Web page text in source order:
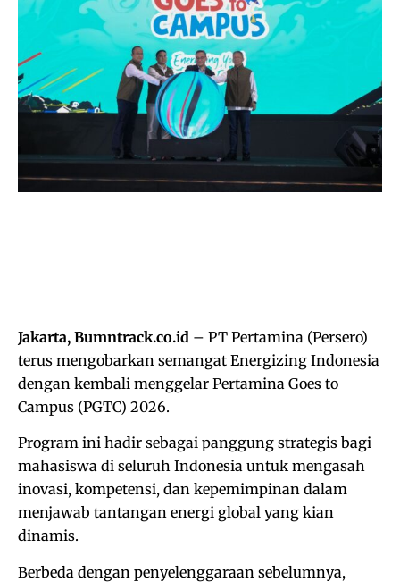
Jakarta, Bumntrack.co.id – PT Pertamina (Persero)
terus mengobarkan semangat Energizing Indonesia
dengan kembali menggelar Pertamina Goes to
Campus (PGTC) 2026.
Program ini hadir sebagai panggung strategis bagi
mahasiswa di seluruh Indonesia untuk mengasah
inovasi, kompetensi, dan kepemimpinan dalam
menjawab tantangan energi global yang kian
dinamis.
Berbeda dengan penyelenggaraan sebelumnya,